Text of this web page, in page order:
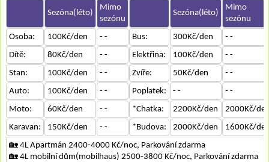
Sezóna(léto)
Mimo
sezónu
Sezóna(léto)
Mimo
sezónu
Osoba:
100Kč/den - - Bus: 300Kč/den
- -
Dítě:
80Kč/den - - Elektřina: 100Kč/den
- -
Stan:
100Kč/den - - Zvíře: 50Kč/den
- -
Auto:
100Kč/den - - Poplatek: - -
- -
Moto:
60Kč/den - - *Chatka: 2200Kč/den
2000Kč/
Karavan:
150Kč/den - - *Budova: 2000Kč/den
1600Kč/
🏡 4L Apartmán 2400-4000 Kč/noc, Parkování zdarma
🏡 4L mobilní dům(mobilhaus) 2500-3800 Kč/noc, Parkování zdarma